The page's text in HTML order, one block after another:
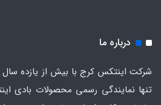
درباره ما
شرکت اینتکس کرج با بیش از یازده
تنها نمایندگی رسمی محصولات بادی